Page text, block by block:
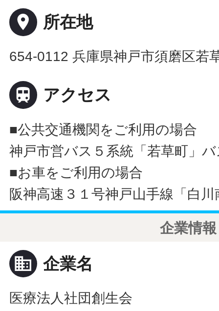
place 所在地
654-0112 兵庫県神戸市須磨区若
 アクセス
■公共交通機関をご利用の場合
神戸市営バス５系統「若草町」
■お車をご利用の場合
阪神高速３１号神戸山手線「白
企業情報
business 企業名
医療法人社団創生会